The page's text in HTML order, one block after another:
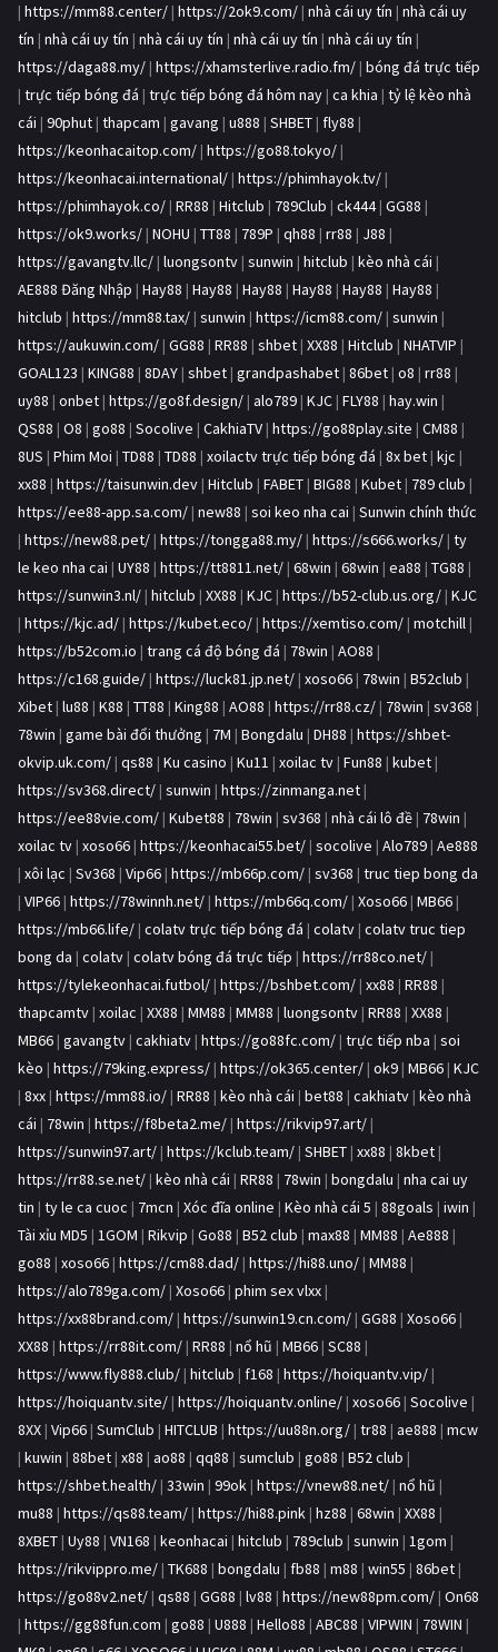
| https://mm88.center/ | https://2ok9.com/ | nhà cái uy tín | nhà cái uy
tín | nhà cái uy tín | nhà cái uy tín | nhà cái uy tín | nhà cái uy tín |
https://daga88.my/ | https://xhamsterlive.radio.fm/ | bóng đá trực tiếp
| trực tiếp bóng đá | trực tiếp bóng đá hôm nay | ca khia | tỷ lệ kèo nhà
cái | 90phut | thapcam | gavang | u888 | SHBET | fly88 |
https://keonhacaitop.com/ | https://go88.tokyo/ |
https://keonhacai.international/ | https://phimhayok.tv/ |
https://phimhayok.co/ | RR88 | Hitclub | 789Club | ck444| GG88 |
https://ok9.works/ | NOHU | TT88 | 789P | qh88 | rr88 | J88 |
https://gavangtv.llc/ | luongsontv | sunwin | hitclub | kèo nhà cái |
AE888 Đăng Nhập | Hay88 | Hay88 | Hay88 | Hay88 | Hay88 | Hay88 |
hitclub | https://mm88.tax/ | sunwin | https://icm88.com/ | sunwin |
https://aukuwin.com/ | GG88 | RR88 | shbet | XX88 | Hitclub | NHATVIP |
GOAL123 | KING88 | 8DAY | shbet | grandpashabet | 86bet | o8 | rr88 |
uy88 | onbet | https://go8f.design/ | alo789 | KJC | FLY88 | hay.win |
QS88 | O8 | go88 | Socolive | CakhiaTV | https://go88play.site | CM88 |
8US | Phim Moi | TD88 | TD88 | xoilactv trực tiếp bóng đá | 8x bet | kjc |
xx88 | https://taisunwin.dev | Hitclub | FABET | BIG88 | Kubet | 789 club |
https://ee88-app.sa.com/ | new88 | soi keo nha cai | Sunwin chính thức
| https://new88.pet/ | https://tongga88.my/ | https://s666.works/ | ty
le keo nha cai | UY88 | https://tt8811.net/ | 68win | 68win | ea88 | TG88 |
https://sunwin3.nl/ | hitclub | XX88 | KJC | https://b52-club.us.org/ | KJC
| https://kjc.ad/ | https://kubet.eco/ | https://xemtiso.com/ | motchill |
https://b52com.io | trang cá độ bóng đá | 78win | AO88 |
https://c168.guide/ | https://luck81.jp.net/ | xoso66 | 78win | B52club |
Xibet | lu88 | K88 | TT88 | King88 | AO88 | https://rr88.cz/ | 78win | sv368 |
78win | game bài đổi thưởng | 7M | Bongdalu | DH88 | https://shbet-
okvip.uk.com/ | qs88 | Ku casino | Ku11 | xoilac tv | Fun88 | kubet |
https://sv368.direct/ | sunwin | https://zinmanga.net |
https://ee88vie.com/ | Kubet88 | 78win | sv368 | nhà cái lô đề | 78win |
xoilac tv | xoso66 | https://keonhacai55.bet/ | socolive | Alo789 | Ae888
| xôi lạc | Sv368 | Vip66 | https://mb66p.com/ | sv368 | truc tiep bong da
| VIP66 | https://78winnh.net/ | https://mb66q.com/ | Xoso66 | MB66 |
https://mb66.life/ | colatv trực tiếp bóng đá | colatv | colatv truc tiep
bong da | colatv | colatv bóng đá trực tiếp | https://rr88co.net/ |
https://tylekeonhacai.futbol/ | https://bshbet.com/ | xx88 | RR88 |
thapcamtv | xoilac | XX88 | MM88 | MM88 | luongsontv | RR88 | XX88 |
MB66 | gavangtv | cakhiatv | https://go88fc.com/ | trực tiếp nba | soi
kèo | https://79king.express/ | https://ok365.center/ | ok9 | MB66 | KJC
| 8xx | https://mm88.io/ | RR88 | kèo nhà cái | bet88 | cakhiatv | kèo nhà
cái | 78win | https://f8beta2.me/ | https://rikvip97.art/ |
https://sunwin97.art/ | https://kclub.team/ | SHBET | xx88 | 8kbet |
https://rr88.se.net/ | kèo nhà cái | RR88 | 78win | bongdalu | nha cai uy
tin | ty le ca cuoc | 7mcn | Xóc đĩa online | Kèo nhà cái 5 | 88goals | iwin |
Tài xỉu MD5 | 1GOM | Rikvip | Go88 | B52 club | max88 | MM88 | Ae888 |
go88 | xoso66 | https://cm88.dad/ | https://hi88.uno/ | MM88 |
https://alo789ga.com/ | Xoso66 | phim sex vlxx |
https://xx88brand.com/ | https://sunwin19.cn.com/ | GG88 | Xoso66 |
XX88 | https://rr88it.com/ | RR88 | nổ hũ | MB66 | SC88 |
https://www.fly888.club/ | hitclub | f168 | https://hoiquantv.vip/ |
https://hoiquantv.site/ | https://hoiquantv.online/ | xoso66 | Socolive |
8XX | Vip66 | SumClub | HITCLUB | https://uu88n.org/ | tr88 | ae888 | mcw
| kuwin | 88bet | x88 | ao88 | qq88 | sumclub | go88 | B52 club |
https://shbet.health/ | 33win | 99ok | https://vnew88.net/ | nổ hũ |
mu88 | https://qs88.team/ | https://hi88.pink | hz88 | 68win | XX88 |
8XBET | Uy88 | VN168 | keonhacai | hitclub | 789club | sunwin | 1gom |
https://rikvippro.me/ | TK688 | bongdalu | fb88 | m88 | win55 | 86bet |
https://go88v2.net/ | qs88 | GG88 | lv88 | https://new88pm.com/ | On68
| https://gg88fun.com | go88 | U888 | Hello88 | ABC88 | VIPWIN | 78WIN |